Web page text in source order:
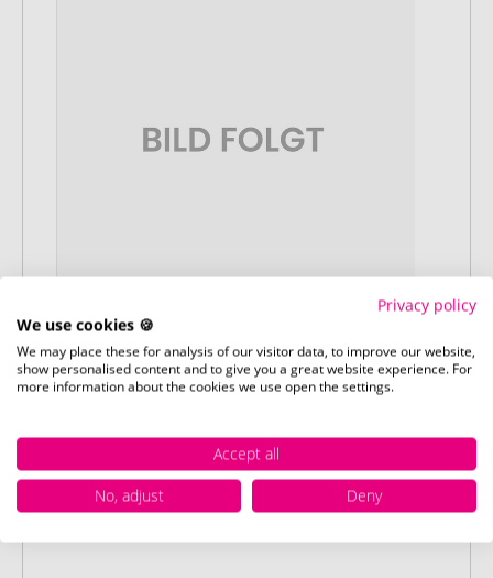
Stap 2:
Upload van uw logo of ontwerp
afrekenpagina (checkout) en rond uw
bestelling af. Mocht u op dit moment
geen geschikt bestand beschikbaar
hebben, dan kunt u dit later aanleveren.
Privacy policy
We use cookies 🍪
We may place these for analysis of our visitor data, to improve our website,
show personalised content and to give you a great website experience. For
more information about the cookies we use open the settings.
Accept all
No, adjust
Deny